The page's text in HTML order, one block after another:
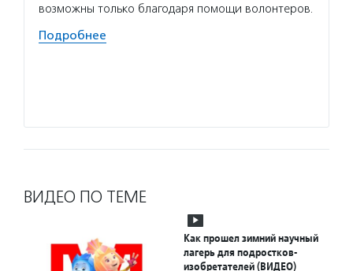
возможны только благодаря помощи волонтеров.
Подробнее
ВИДЕО ПО ТЕМЕ
Как прошел зимний научный
лагерь для подростков-
изобретателей (ВИДЕО)